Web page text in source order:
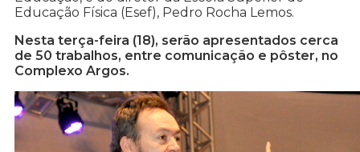
Educação Física (Esef), Pedro Rocha Lemos.
Nesta terça-feira (18), serão apresentados cerca
de 50 trabalhos, entre comunicação e pôster, no
Complexo Argos.